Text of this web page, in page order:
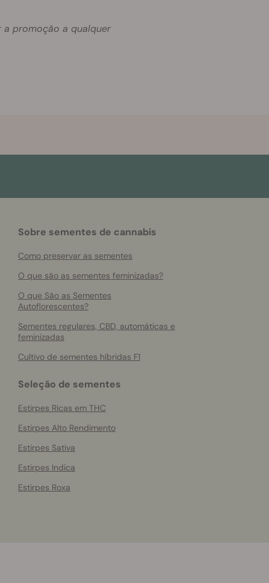
a promoção a qualquer
Sobre sementes de cannabis
Como preservar as sementes
O que são as sementes feminizadas?
O que São as Sementes
Autoflorescentes?
Sementes regulares, CBD, automáticas e
feminizadas
Cultivo de sementes híbridas F1
Seleção de sementes
Estirpes Ricas em THC
Estirpes Alto Rendimento
Estirpes Sativa
Estirpes Indica
Estirpes Roxa